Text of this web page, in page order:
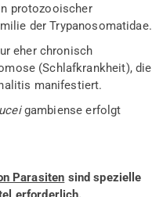
protozooischer
der Trypanosomatidae.
eher chronisch
(Schlafkrankheit), die
manifestiert.
gambiense erfolgt
Parasiten sind spezielle